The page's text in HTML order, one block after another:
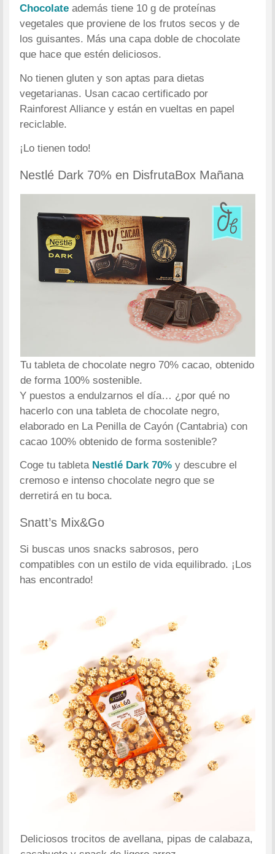
Chocolate además tiene 10 g de proteínas
vegetales que proviene de los frutos secos y de
los guisantes. Más una capa doble de chocolate
que hace que estén deliciosos.
No tienen gluten y son aptas para dietas
vegetarianas. Usan cacao certificado por
Rainforest Alliance y están en vueltas en papel
reciclable.
¡Lo tienen todo!
Nestlé Dark 70% en DisfrutaBox Mañana
Tu tableta de chocolate negro 70% cacao, obtenido
de forma 100% sostenible.
Y puestos a endulzarnos el día… ¿por qué no
hacerlo con una tableta de chocolate negro,
elaborado en La Penilla de Cayón (Cantabria) con
cacao 100% obtenido de forma sostenible?
Coge tu tableta Nestlé Dark 70% y descubre el
cremoso e intenso chocolate negro que se
derretirá en tu boca.
Snatt’s Mix&Go
Si buscas unos snacks sabrosos, pero
compatibles con un estilo de vida equilibrado. ¡Los
has encontrado!
Deliciosos trocitos de avellana, pipas de calabaza,